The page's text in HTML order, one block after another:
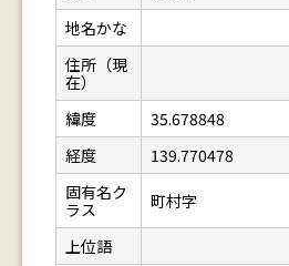
地名かな
住所（現
在）
緯度
35.678848
経度
139.770478
固有名ク
ラス
町村字
上位語